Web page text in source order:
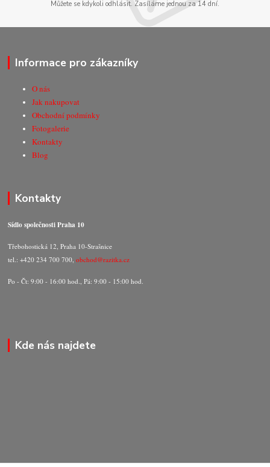
Můžete se kdykoli odhlásit. Zasíláme jednou za 14 dní.
Informace pro zákazníky
O nás
Jak nakupovat
Obchodní podmínky
Fotogalerie
Kontakty
Blog
Kontakty
Sídlo společnosti Praha 10
Třebohostická 12, Praha 10-Strašnice
tel.: +420 234 700 700,obchod@razitka.cz
Po - Čt: 9:00 - 16:00 hod., Pá: 9:00 - 15:00 hod.
Kde nás najdete